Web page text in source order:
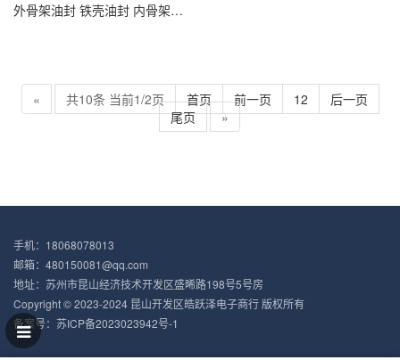
外骨架油封 铁壳油封 内骨架油封 油封厂家 油封大全
« 共10条 当前1/2页 首页 前一页 12
后一页
尾页
»
手机：18068078013
邮箱：480150081@qq.com
地址：苏州市昆山经济技术开发区盛晞路198号5号房
Copyright © 2023-2024 昆山开发区皓跃泽电子商行 版权所有
备案号： 苏ICP备2023023942号-1